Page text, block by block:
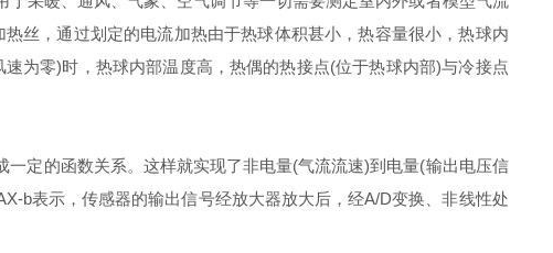
丝，通过划定的电流加热由于热球体积甚小，热容量很小，热球内
为零)时，热球内部温度高，热偶的热接点(位于热球内部)与冷接点
定的函数关系。这样就实现了非电量(气流流速)到电量(输出电压信
b表示，传感器的输出信号经放大器放大后，经A/D变换、非线性处